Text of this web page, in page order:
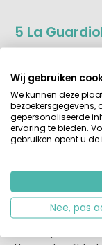
5 La
De eilanden
vijftien meter
uitkijktoren van
je Toscane op
meer op te
des te meer.
Pienza is een
aandacht krijgt
kersverse liefde!
Via del Bacio, de
Kus dus, en dan
Wij gebruiken
We kunnen deze
bezoekersgegevens,
gepersonaliseerde
ervaring te bieden.
gebruiken opent u de
Nee, pas